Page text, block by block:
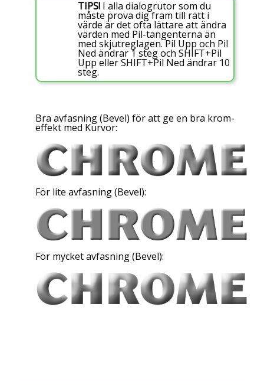
TIPS!I alla dialogrutor som du
måste prova dig fram till rätt i
värde är det ofta lättare att ändra
värden med Pil-tangenterna än
med skjutreglagen. Pil Upp och Pil
Ned ändrar 1 steg och SHIFT+Pil
Upp eller SHIFT+Pil Ned ändrar 10
steg.
Bra avfasning (Bevel) för att ge en bra krom-
effekt med Kurvor:
För lite avfasning (Bevel):
För mycket avfasning (Bevel):